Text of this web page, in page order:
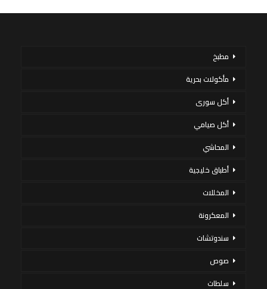
مطبخ
مأكولات بحرية
أكل سورى
أكل صيامي
المحاشي
أطباق خليجية
المخللات
المعكرونة
سندوتشات
صوص
سلطات